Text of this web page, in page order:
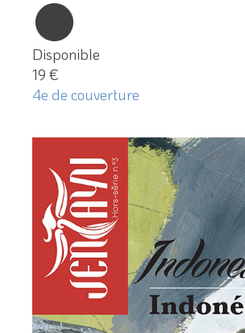
Disponible
19 €
4e de couverture